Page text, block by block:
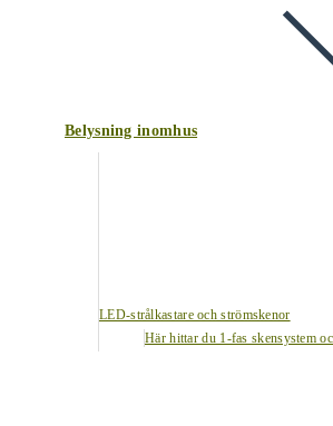
Belysning inomhus
LED-strålkastare och strömskenor
Här hittar du 1-fas skensystem